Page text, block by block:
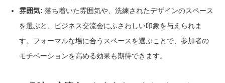
雰囲気: 落ち着いた雰囲気や、洗練されたデザインのスペース
を選ぶと、ビジネス交流会にふさわしい印象を与えられま
す。フォーマルな場に合うスペースを選ぶことで、参加者の
モチベーションを高める効果も期待できます。